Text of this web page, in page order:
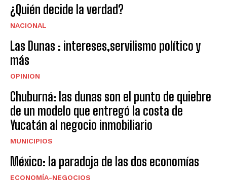
¿Quién decide la verdad?
NACIONAL
Las Dunas : intereses,servilismo político y
más
OPINION
Chuburná: las dunas son el punto de quiebre
de un modelo que entregó la costa de
Yucatán al negocio inmobiliario
MUNICIPIOS
México: la paradoja de las dos economías
ECONOMÍA-NEGOCIOS